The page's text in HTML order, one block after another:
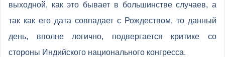
выходной, как это бывает в большинстве случаев, а
так как его дата совпадает с Рождеством, то данный
день, вполне логично, подвергается критике со
стороны Индийского национального конгресса.